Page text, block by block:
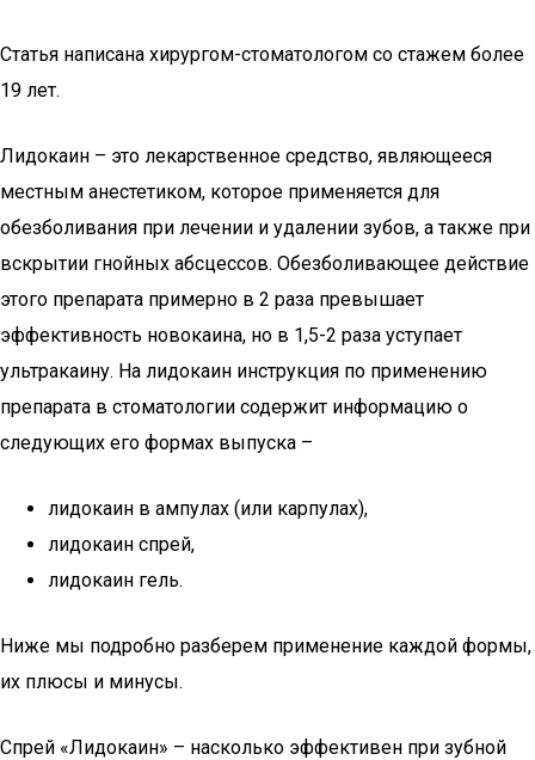
Статья написана хирургом-стоматологом со стажем более
19 лет.
Лидокаин – это лекарственное средство, являющееся
местным анестетиком, которое применяется для
обезболивания при лечении и удалении зубов, а также при
вскрытии гнойных абсцессов. Обезболивающее действие
этого препарата примерно в 2 раза превышает
эффективность новокаина, но в 1,5-2 раза уступает
ультракаину. На лидокаин инструкция по применению
препарата в стоматологии содержит информацию о
следующих его формах выпуска –
лидокаин в ампулах (или карпулах),
лидокаин спрей,
лидокаин гель.
Ниже мы подробно разберем применение каждой формы,
их плюсы и минусы.
Спрей «Лидокаин» – насколько эффективен при зубной